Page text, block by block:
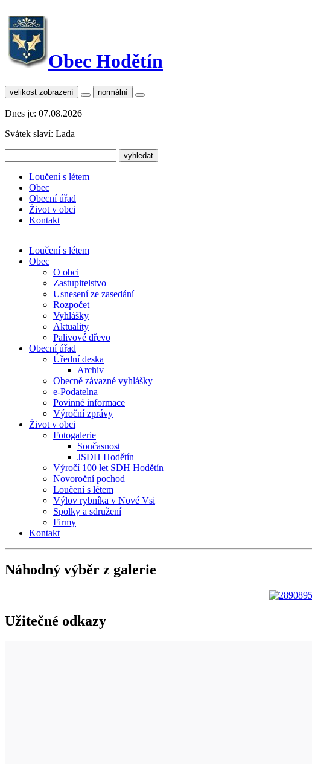
Obec Hodětín
velikost zobrazení normální
Dnes je: 07.08.2026
Svátek slaví: Lada
Loučení s létem
Obec
Obecní úřad
Život v obci
Kontakt
Loučení s létem
Obec
O obci
Zastupitelstvo
Usnesení ze zasedání
Rozpočet
Vyhlášky
Aktuality
Palivové dřevo
Obecní úřad
Úřední deska
Archiv
Obecně závazné vyhlášky
e-Podatelna
Povinné informace
Výroční zprávy
Život v obci
Fotogalerie
Současnost
JSDH Hodětín
Výročí 100 let SDH Hodětín
Novoroční pochod
Loučení s létem
Výlov rybníka v Nové Vsi
Spolky a sdružení
Firmy
Kontakt
Náhodný výběr z galerie
Užitečné odkazy